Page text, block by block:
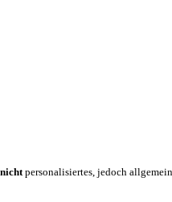
nicht personalisiertes, jedoch